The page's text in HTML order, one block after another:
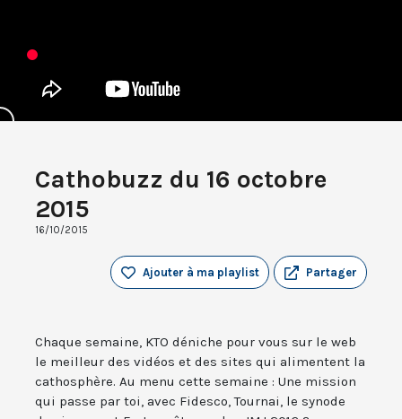
Cathobuzz du 16 octobre
2015
16/10/2015
Partager
Ajouter à ma playlist
Chaque semaine, KTO déniche pour vous sur le web
le meilleur des vidéos et des sites qui alimentent la
cathosphère. Au menu cette semaine : Une mission
qui passe par toi, avec Fidesco, Tournai, le synode